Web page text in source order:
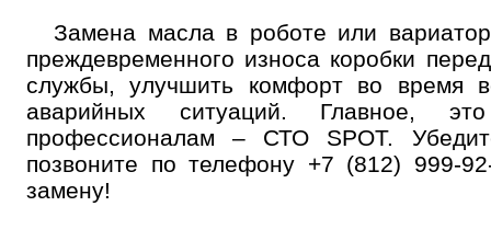
Замена масла в роботе или
преждевременного износа коробки
службы, улучшить комфорт во время
аварийных ситуаций. Главное,
профессионалам – СТО SPOT.
позвоните по телефону +7 (812) 999-
замену!